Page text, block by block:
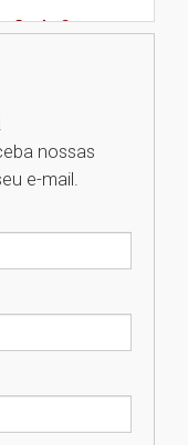
do Centro
da Feira
em
nossas
e-mail.